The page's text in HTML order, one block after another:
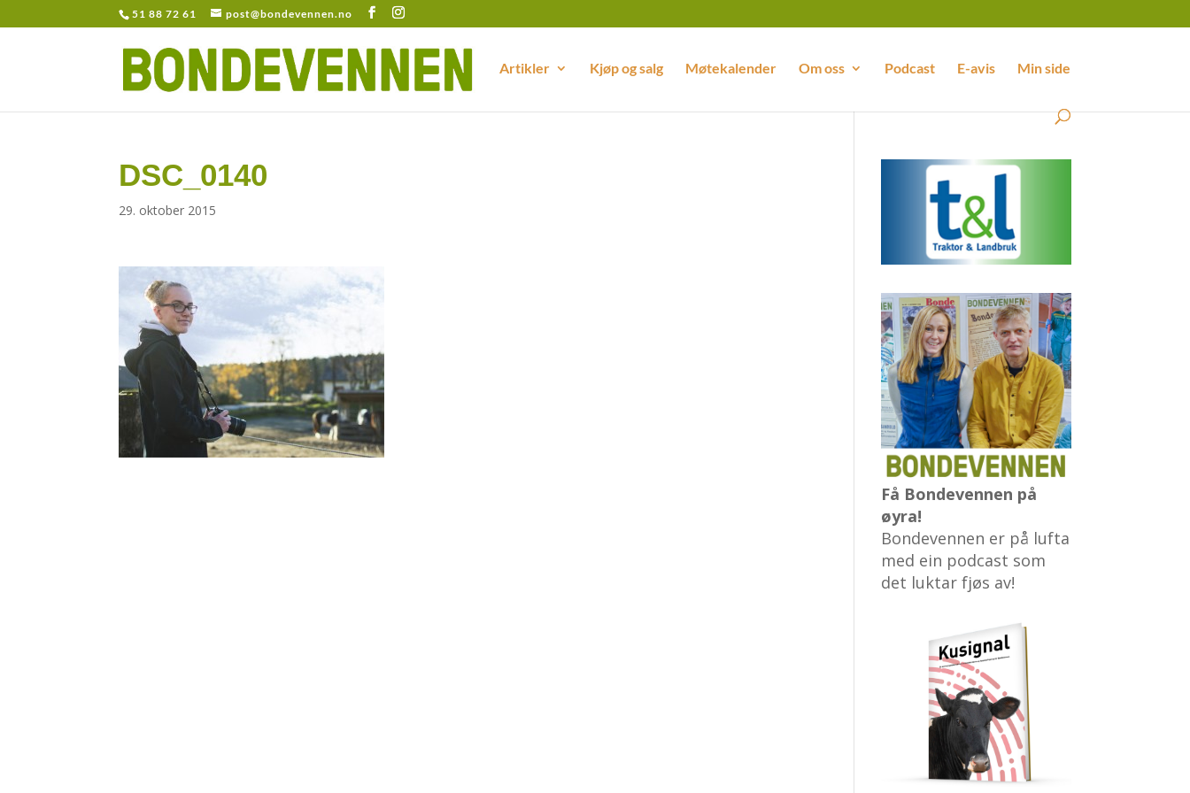
51 88 72 61 post@bondevennen.no
Artikler Kjøp og salg Møtekalender Om oss Podcast E-avis Min side
DSC_0140
29. oktober 2015
Få Bondevennen på
øyra!
Bondevennen er på lufta
med ein podcast som
det luktar fjøs av!